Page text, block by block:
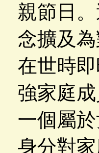
親節日
念擴及
在世時
強家庭
一個屬
身分對